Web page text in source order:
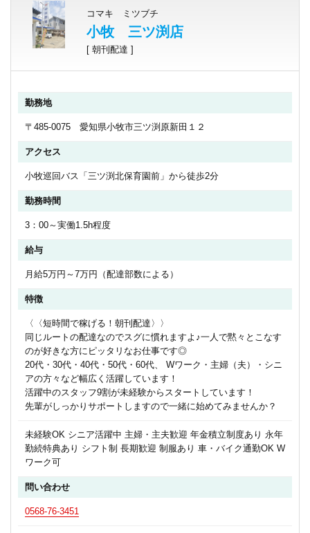
コマキ ミツブチ
小牧 三ツ渕店
[ 朝刊配達 ]
勤務地
〒485-0075 愛知県小牧市三ツ渕原新田１２
アクセス
小牧巡回バス「三ツ渕北保育園前」から徒歩2分
勤務時間
3：00～実働1.5h程度
給与
月給5万円～7万円（配達部数による）
特徴
〈〈短時間で稼げる！朝刊配達〉〉
同じルートの配達なのでスグに慣れますよ♪一人で黙々とこなす
のが好きな方にピッタリなお仕事です◎
20代・30代・40代・50代・60代、 Wワーク・主婦（夫）・シニ
アの方々など幅広く活躍しています！
活躍中のスタッフ9割が未経験からスタートしています！
先輩がしっかりサポートしますので一緒に始めてみませんか？
未経験OK シニア活躍中 主婦・主夫歓迎 年金積立制度あり 永年
勤続特典あり シフト制 長期歓迎 制服あり 車・バイク通勤OK W
ワーク可
問い合わせ
0568-76-3451